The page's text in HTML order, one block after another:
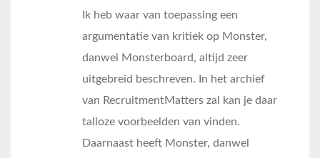
Ik heb waar van toepassing een
argumentatie van kritiek op Monster,
danwel Monsterboard, altijd zeer
uitgebreid beschreven. In het archief
van RecruitmentMatters zal kan je daar
talloze voorbeelden van vinden.
Daarnaast heeft Monster, danwel